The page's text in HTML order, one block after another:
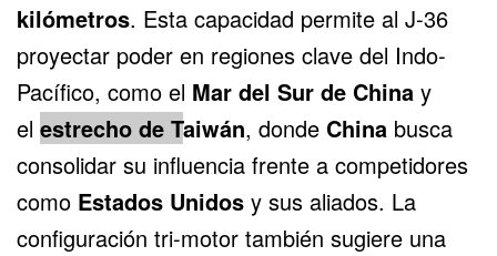
kilómetros. Esta capacidad permite al J-36
proyectar poder en regiones clave del Indo-
Pacífico, como el Mar del Sur de China y
el estrecho de Taiwán, donde China busca
consolidar su influencia frente a competidores
como Estados Unidos y sus aliados. La
configuración tri-motor también sugiere una